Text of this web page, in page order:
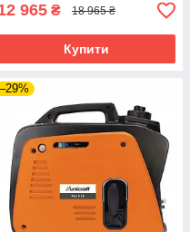
965 ₴ 18 965 ₴
Купити
–29%